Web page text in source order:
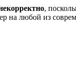
,
на любой из